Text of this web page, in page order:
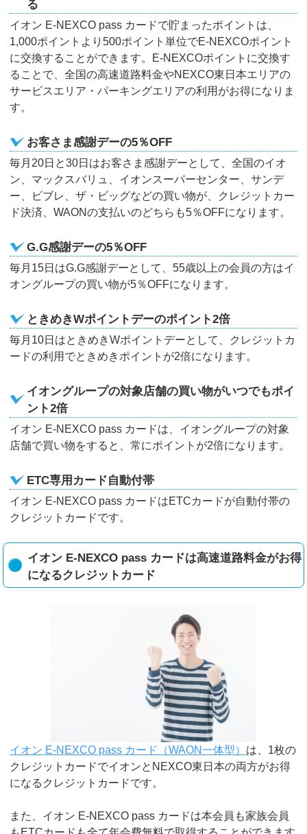
る
イオン E-NEXCO pass カードで貯まったポイントは、
1,000ポイントより500ポイント単位でE-NEXCOポイント
に交換することができます。E-NEXCOポイントに交換す
ることで、全国の高速道路料金やNEXCO東日本エリアの
サービスエリア・パーキングエリアの利用がお得になりま
す。
お客さま感謝デーの5％OFF
毎月20日と30日はお客さま感謝デーとして、全国のイオ
ン、マックスバリュ、イオンスーパーセンター、サンデ
ー、ビブレ、ザ・ビッグなどの買い物が、クレジットカー
ド決済、WAONの支払いのどちらも5％OFFになります。
G.G感謝デーの5％OFF
毎月15日はG.G感謝デーとして、55歳以上の会員の方はイ
オングループの買い物が5％OFFになります。
ときめきWポイントデーのポイント2倍
毎月10日はときめきWポイントデーとして、クレジットカ
ードの利用でときめきポイントが2倍になります。
イオングループの対象店舗の買い物がいつでもポイ
ント2倍
イオン E-NEXCO pass カードは、イオングループの対象
店舗で買い物をすると、常にポイントが2倍になります。
ETC専用カード自動付帯
イオン E-NEXCO pass カードはETCカードが自動付帯の
クレジットカードです。
イオン E-NEXCO pass カードは高速道路料金がお得
になるクレジットカード
イオン E-NEXCO pass カード（WAON一体型） は、1枚の
クレジットカードでイオンとNEXCO東日本の両方がお得
になるクレジットカードです。
また、イオン E-NEXCO pass カードは本会員も家族会員